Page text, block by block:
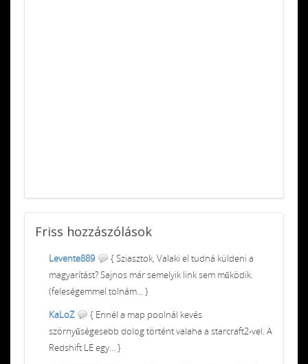
Friss hozzászólások
Levente889
{ Sziasztok, Valaki el tudná küldeni a
magyarítást? Sajnos már semelyik link sem működik.
(feleségemmel tolnám... }
KaLoZ
{ Ennél a map poolnál kevés
szörnyűségesebb dolog történt valaha a starcraft2-vel. A
Redshift LE egy... }